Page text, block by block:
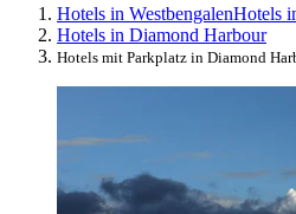
Hotels in WestbengalenHotels
Hotels in Diamond Harbour
Hotels mit Parkplatz in Diamond